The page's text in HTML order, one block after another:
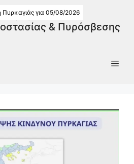
Ομάδα
& Πυρόσβεσης
για 05/08/2026